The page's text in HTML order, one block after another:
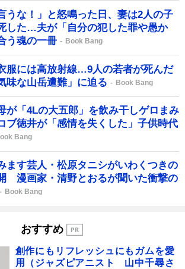
うな！」と怒鳴った日、妻は2人の子
した…夫が「自分の犯した罪や愚か
う魂の一冊
Book Bang
服には高放射線…9人の若者が死んだ
味な山岳遭難」に迫る
Book Bang
が「4Lの大五郎」を飲み干しゲロまみ
ブ徳井が「感情を失くした」子供時代
Bang
ます芸人・松原タニシがいわくつきの
漫画家・清野とおるが聞いた衝撃の
Book Bang
おすすめ
創作にもリフレッシュにもガムを愛
用（ジャズピアニスト 山中千尋さ